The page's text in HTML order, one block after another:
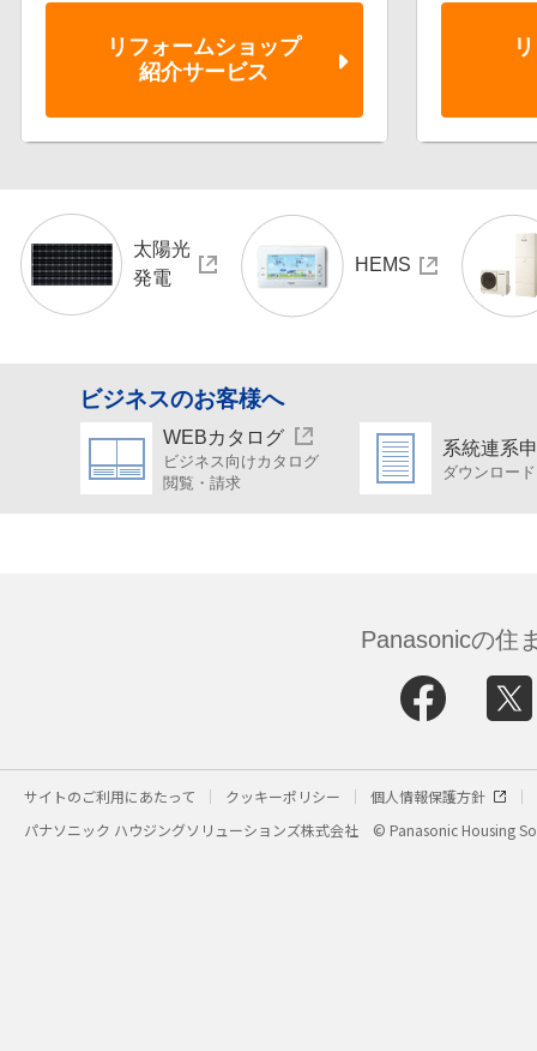
リフォームショップ
紹介サービス
太陽光
発電
HEMS
ビジネスのお客様へ
WEBカタログ
ビジネス向けカタログ
閲覧・請求
系統連系
ダウンロード
Panasonicの住
サイトのご利用にあたって クッキーポリシー
個人情報保護方針
パナソニック ハウジングソリューションズ株式会社
© Panasonic Housing